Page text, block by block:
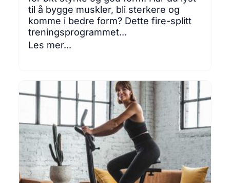
til å bygge muskler, bli sterkere og
komme i bedre form? Dette fire-splitt
treningsprogrammet...
Les mer...